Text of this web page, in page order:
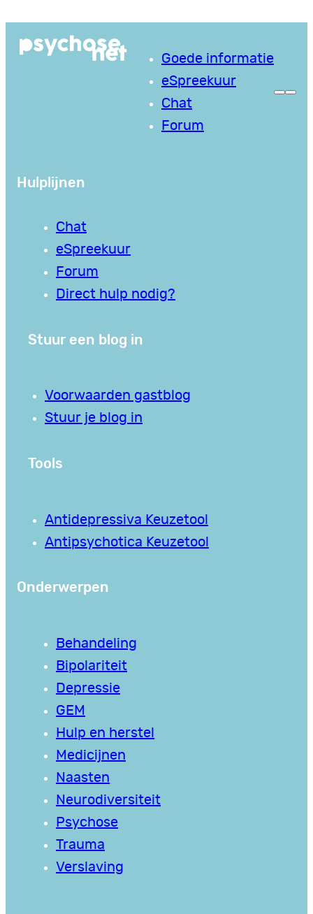
naar
Goede informatie
eSpreekuur
Chat
Forum
Hulplijnen
Chat
eSpreekuur
Forum
Direct hulp nodig?
Stuur een blog in
Voorwaarden gastblog
Stuur je blog in
Tools
Antidepressiva Keuzetool
Antipsychotica Keuzetool
Onderwerpen
Behandeling
Bipolariteit
Depressie
GEM
Hulp en herstel
Medicijnen
Naasten
Neurodiversiteit
Psychose
Trauma
Verslaving